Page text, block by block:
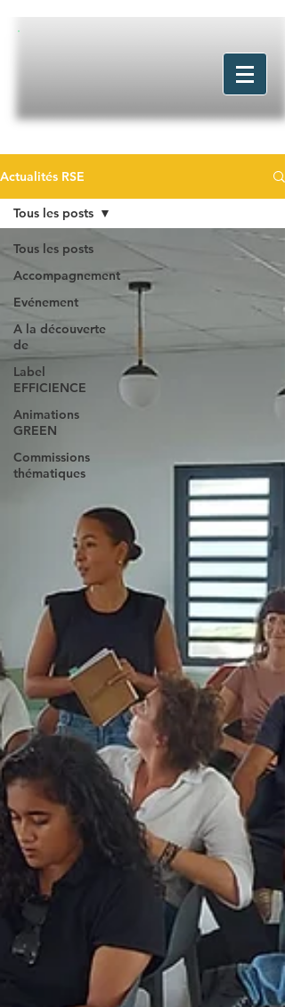
Actualités RSE
Tous les posts
Accompagnement
Evénement
A la découverte
de
Label
EFFICIENCE
Animations
GREEN
Commissions
thématiques
Tous les posts